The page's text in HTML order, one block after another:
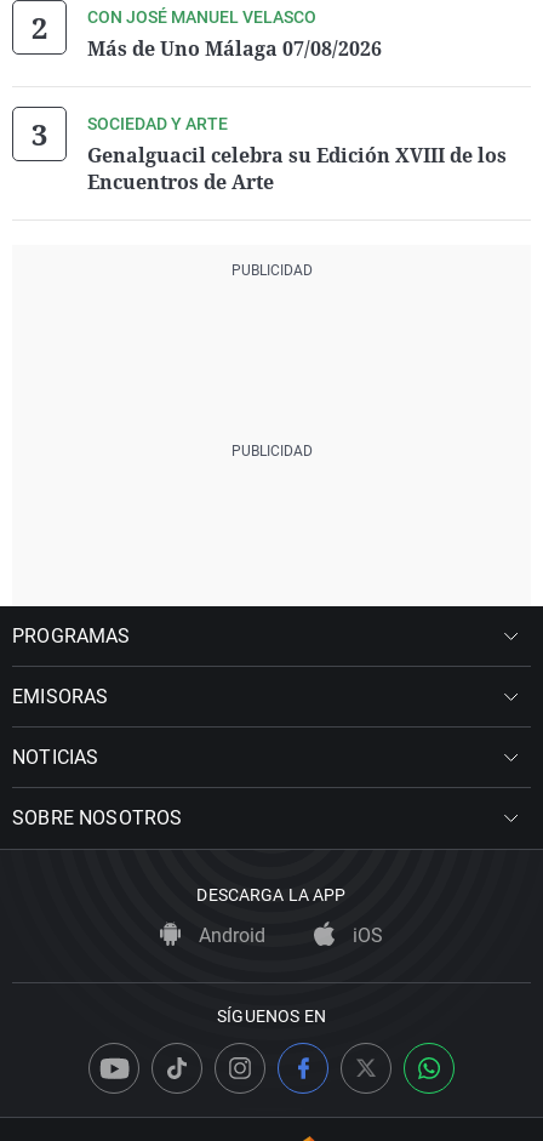
CON JOSÉ MANUEL VELASCO
Más de Uno Málaga 07/08/2026
SOCIEDAD Y ARTE
Genalguacil celebra su Edición XVIII de los
Encuentros de Arte
PROGRAMAS
EMISORAS
NOTICIAS
SOBRE NOSOTROS
DESCARGA LA APP
Android iOS
SÍGUENOS EN